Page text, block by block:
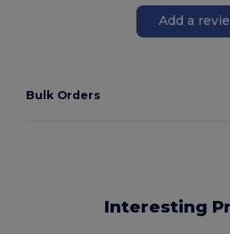
Add a
Bulk Orders
Interesting